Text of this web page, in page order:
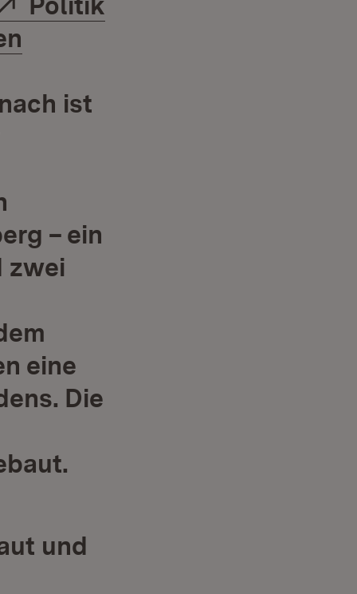
ist
– ein
zwei
eine
Die
und